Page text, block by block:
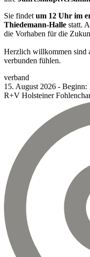
Sie findet um 12 Uhr im
Thiedemann-Halle statt.
die Vorhaben für die
Herzlich willkommen sind
verbunden fühlen.
verband
15. August 2026 - Beginn:
R+V Holsteiner